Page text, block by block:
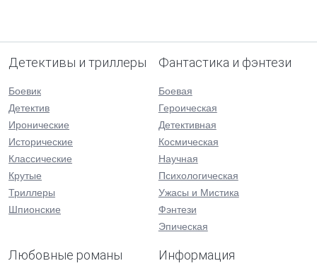
Детективы и триллеры
Боевик
Детектив
Иронические
Исторические
Классические
Крутые
Триллеры
Шпионские
Фантастика и фэнтези
Боевая
Героическая
Детективная
Космическая
Научная
Психологическая
Ужасы и Мистика
Фэнтези
Эпическая
Любовные романы Информация